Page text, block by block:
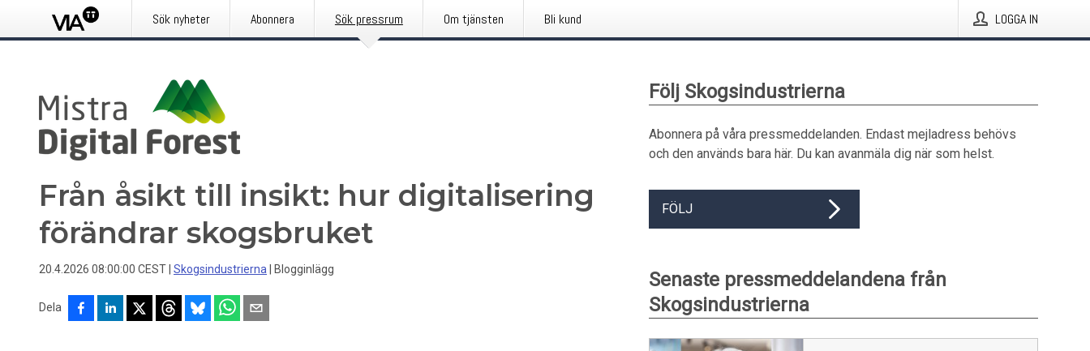
Sök nyheter Abonnera Sök pressrum Om tjänsten Bli kund LOGGA IN
Från åsikt till insikt: hur digitalisering
förändrar skogsbruket
20.4.2026 08:00:00 CEST Skogsindustrierna Blogginlägg
Dela
Följ Skogsindustrierna
Abonnera på våra pressmeddelanden. Endast mejladress behövs
och den används bara här. Du kan avanmäla dig när som helst.
FÖLJ
Senaste pressmeddelandena från
Skogsindustrierna